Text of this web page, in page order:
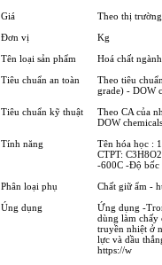
Giá
Theo thị trường
Đơn vị
Kg
Tên loại sản phẩm
Hoá chất
Tiêu chuẩn an toàn
Theo tiêu
grade) - DOW
Tiêu chuẩn kỹ thuật
Theo CA của
DOW chemicals
Tính năng
Tên hóa học :
CTPT:
-600C -Độ bốc
Phân loại phụ
Chất giữ ẩm -
Úng dụng
Ứng dụng -
dùng làm chấy
truyền nhiệt ở
lực và dầu
https://w